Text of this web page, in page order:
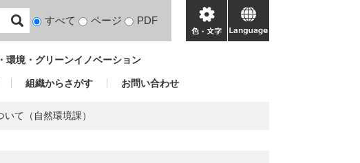
検
対
すべて ページ PDF
色・
文
language
環境・グリーンイノベーション
組織からさがす お問い合わせ
て（自然環境課）